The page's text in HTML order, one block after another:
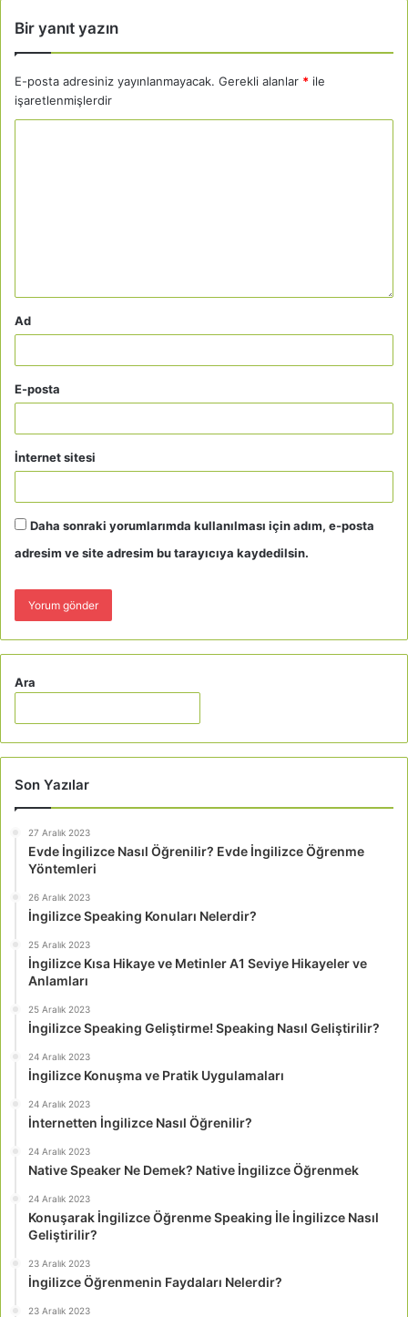
Bir yanıt yazın
E-posta adresiniz yayınlanmayacak. Gerekli alanlar * ile
işaretlenmişlerdir
Ad
E-posta
İnternet sitesi
Daha sonraki yorumlarımda kullanılması için adım, e-posta
adresim ve site adresim bu tarayıcıya kaydedilsin.
Ara
Son Yazılar
27 Aralık 2023
Evde İngilizce Nasıl Öğrenilir? Evde İngilizce Öğrenme
Yöntemleri
26 Aralık 2023
İngilizce Speaking Konuları Nelerdir?
25 Aralık 2023
İngilizce Kısa Hikaye ve Metinler A1 Seviye Hikayeler ve
Anlamları
25 Aralık 2023
İngilizce Speaking Geliştirme! Speaking Nasıl Geliştirilir?
24 Aralık 2023
İngilizce Konuşma ve Pratik Uygulamaları
24 Aralık 2023
İnternetten İngilizce Nasıl Öğrenilir?
24 Aralık 2023
Native Speaker Ne Demek? Native İngilizce Öğrenmek
24 Aralık 2023
Konuşarak İngilizce Öğrenme Speaking İle İngilizce Nasıl
Geliştirilir?
23 Aralık 2023
İngilizce Öğrenmenin Faydaları Nelerdir?
23 Aralık 2023